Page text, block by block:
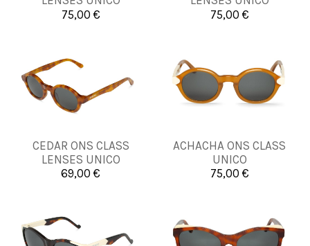
75,00 €
Añadir al carrito
75,00 €
Añadir al carrito
CEDAR ONS CLASS
LENSES UNICO
69,00 €
UNICA
Añadir al carrito
ACHACHA ONS CLASS
UNICO
75,00 €
UNICA
Añadir al carrito